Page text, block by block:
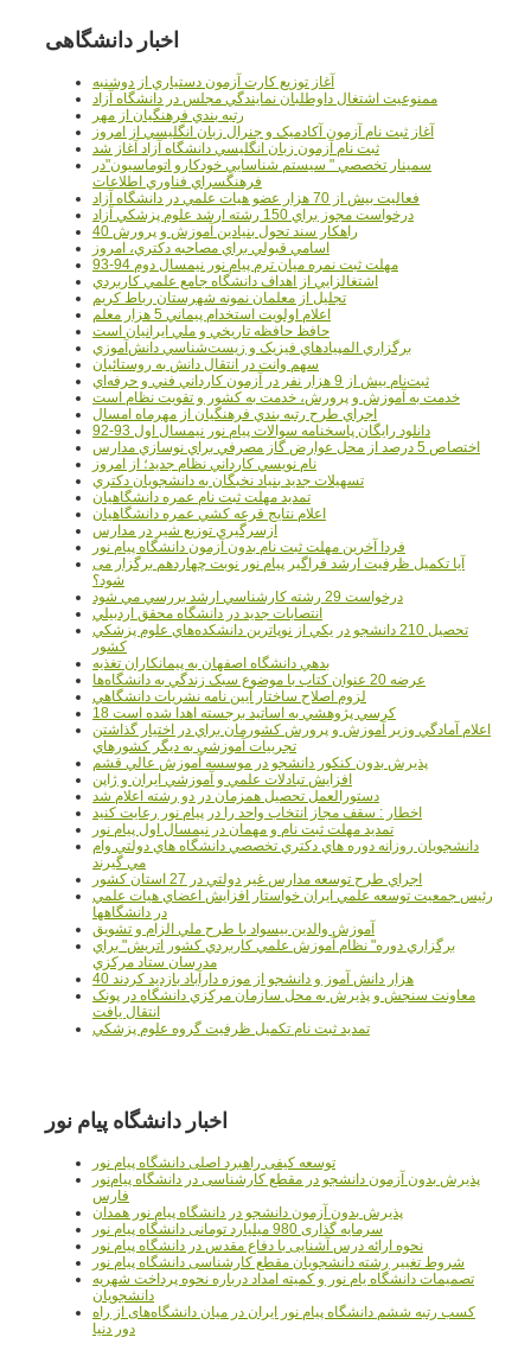
اخبار دانشگاهی
آغاز توزيع کارت آزمون دستياري از دوشنبه
ممنوعيت اشتغال داوطلبان نمايندگي مجلس در دانشگاه آزاد
رتبه بندي فرهنگيان از مهر
آغاز ثبت نام آزمون آکادميک و جنرال زبان انگليسي از امروز
ثبت نام آزمون زبان انگليسي دانشگاه آزاد آغاز شد
سمينار تخصصي " سيستم شناسايي خودکارو اتوماسيون"در
فرهنگسراي فناوري اطلاعات
فعاليت بيش از 70 هزار عضو هيات علمي در دانشگاه آزاد
درخواست مجوز براي 150 رشته ارشد علوم پزشکي آزاد
40 راهکار سند تحول بنيادين آموزش و پرورش
اسامي قبولي براي مصاحبه دکتري، امروز
مهلت ثبت نمره میان ترم پیام نور نیمسال دوم 94-93
اشتغالزايي از اهداف دانشگاه جامع علمي کاربردي
تجليل از معلمان نمونه شهرستان رباط کريم
اعلام اولويت استخدام پيماني 5 هزار معلم
حافظ حافظه تاريخي و ملي ايرانيان است
برگزاري المپيادهاي فيزيک و زيست‌شناسي دانش‌آموزي
سهم وانت در انتقال دانش به روستائيان
ثبت‌نام بيش از 9 هزار نفر در آزمون کارداني فني و حرفه‌اي
خدمت به آموزش و پرورش، خدمت به کشور و تقويت نظام است
اجراي طرح رتبه بندي فرهنگيان از مهرماه امسال
دانلود رایگان پاسخنامه سوالات پیام نور نیمسال اول 93-92
اختصاص 5 درصد از محل عوارض گاز مصرفي براي نوسازي مدارس
نام نويسي کارداني نظام جديد؛ از امروز
تسهيلات جديد بنياد نخبگان به دانشجويان دکتري
تمديد مهلت ثبت نام عمره دانشگاهيان
اعلام نتايج قرعه کشي عمره دانشگاهيان
ازسرگيري توزيع شير در مدارس
فردا آخرین مهلت ثبت نام بدون آزمون دانشگاه پیام نور
آیا تکمیل ظرفیت ارشد فراگیر پیام نور نوبت چهاردهم برگزار می
شود؟
درخواست 29 رشته کارشناسي ارشد بررسي مي شود
انتصابات جديد در دانشگاه محقق اردبيلي
تحصيل 210 دانشجو در يکي از نوپاترين دانشکده‌هاي علوم پزشکي
کشور
بدهي دانشگاه اصفهان به پيمانکاران تغذيه
عرضه 20 عنوان کتاب با موضوع سبک زندگي به دانشگاه‌ها
لزوم اصلاح ساختار آيين نامه نشريات دانشگاهي
18 کرسي پژوهشي به اساتيد برجسته اهدا شده است
اعلام آمادگي وزير آموزش و پرورش کشورمان براي در اختيار گذاشتن
تجربيات آموزشي به ديگر کشورهاي
پذيرش بدون کنکور دانشجو در موسسه آموزش عالي قشم
افزايش تبادلات علمي و آموزشي ايران و ژاپن
دستورالعمل تحصیل همزمان در دو رشته اعلام شد
اخطار : سقف مجاز انتخاب واحد را در پیام نور رعایت کنید
تمدید مهلت ثبت نام و مهمان در نیمسال اول پیام نور
دانشجويان روزانه دوره هاي دكتري تخصصي دانشگاه هاي دولتي وام
مي گيرند
اجراي طرح توسعه مدارس غير دولتي در 27 استان کشور
رئيس جمعيت توسعه علمي ايران خواستار افزايش اعضاي هيات علمي
در دانشگاهها
آموزش والدين بيسواد با طرح ملي الزام و تشويق
برگزاري دوره" نظام آموزش علمي كاربردي كشور اتريش" براي
مدرسان ستاد مرکزي
40 هزار دانش آموز و دانشجو از موزه دارآباد بازديد کردند
معاونت سنجش و پذيرش به محل سازمان مرکزي دانشگاه در پونک
انتقال يافت
تمديد ثبت نام تکميل ظرفيت گروه علوم پزشکي
اخبار دانشگاه پیام نور
توسعه کیفی راهبرد اصلی دانشگاه پیام نور
پذیرش بدون آزمون دانشجو در مقطع کارشناسی در دانشگاه پیام‌نور
فارس
پذیرش بدون آزمون دانشجو در دانشگاه پیام نور همدان
سرمایه گذاری 980 میلیارد تومانی دانشگاه پیام نور
نحوه ارائه درس آشنایی با دفاع مقدس در دانشگاه پیام نور
شروط تغییر رشته دانشجویان مقطع کارشناسی دانشگاه پیام نور
تصمیمات دانشگاه یام نور و کمیته امداد درباره نحوه پرداخت شهریه
دانشجویان
کسب رتبه ششم دانشگاه پیام نور ایران در میان دانشگاه‌های از راه
دور دنیا